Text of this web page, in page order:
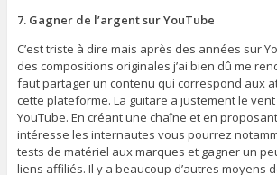
7. Gagner de l’argent sur YouTube
C’est triste à dire mais après des années sur
des compositions originales j’ai bien dû me
faut partager un contenu qui correspond aux
cette plateforme. La guitare a justement le
YouTube. En créant une chaîne et en
intéresse les internautes vous pourrez
tests de matériel aux marques et gagner un
liens affiliés. Il y a beaucoup d’autres moyens